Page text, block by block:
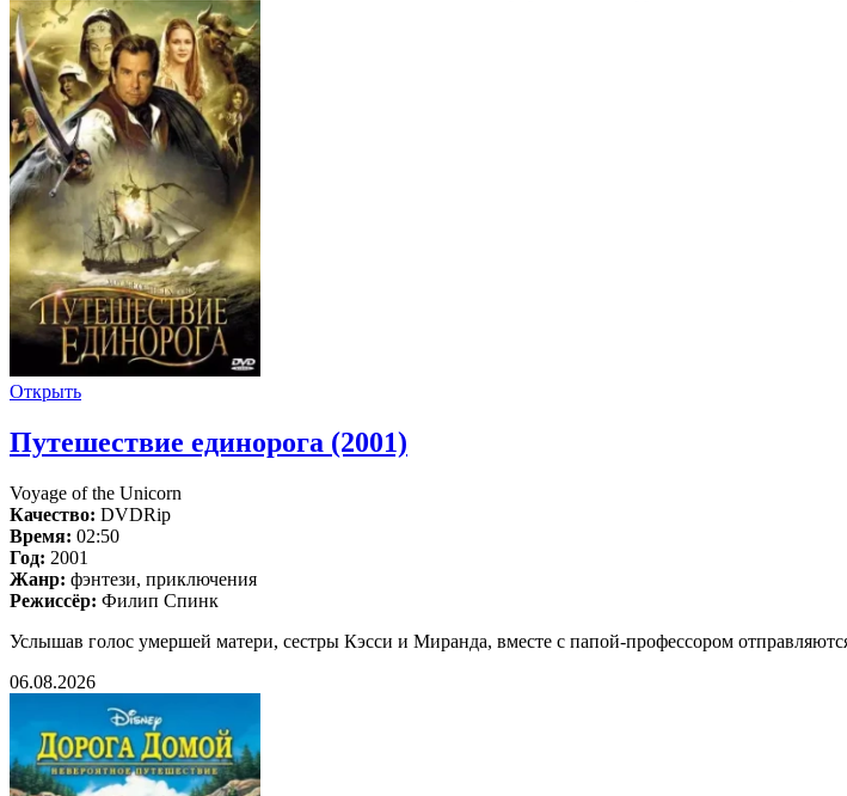
Открыть
Путешествие единорога (2001)
Voyage of the Unicorn
Качество: DVDRip
Время: 02:50
Год: 2001
Жанр: фэнтези, приключения
Режиссёр: Филип Спинк
Услышав голос умершей матери, сестры Кэсси и Миранда, вместе с папой-профессором
06.08.2026